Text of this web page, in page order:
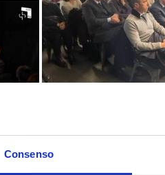
Consenso